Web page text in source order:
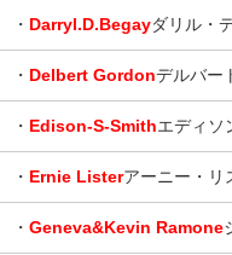
・ Darryl.D.Begayダリル・
・ Delbert Gordonデルバー
・ Edison-S-Smithエディソ
・ Ernie Listerアーニー・リ
・ Geneva&Kevin Ramone